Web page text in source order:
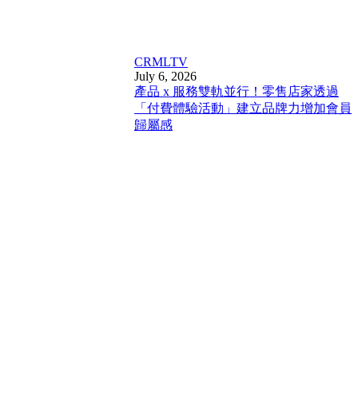
CRMLTV
July 6, 2026
產品 x 服務雙軌並行！零售店家透過
「付費體驗活動」建立品牌力增加會員
歸屬感